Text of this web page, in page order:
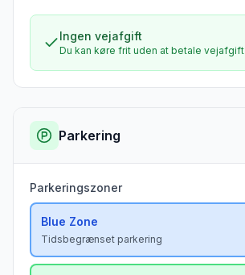
Ingen vejafgift
Du kan køre frit uden at betale vejafgift
Parkering
Parkeringszoner
Blue Zone
Tidsbegrænset parkering